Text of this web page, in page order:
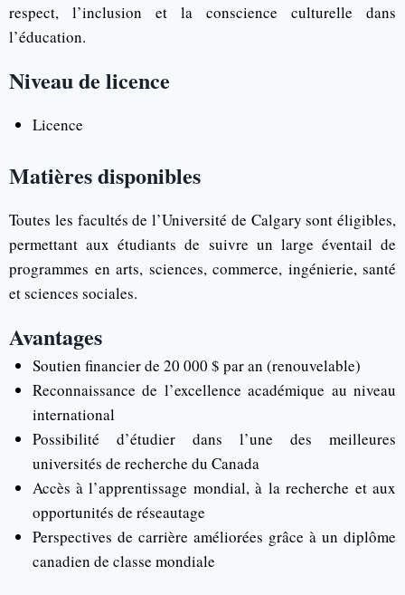
respect, l’inclusion et la conscience culturelle dans
l’éducation.
Niveau de licence
Licence
Matières disponibles
Toutes les facultés de l’Université de Calgary sont éligibles,
permettant aux étudiants de suivre un large éventail de
programmes en arts, sciences, commerce, ingénierie, santé
et sciences sociales.
Avantages
Soutien financier de 20 000 $ par an (renouvelable)
Reconnaissance de l’excellence académique au niveau
international
Possibilité d’étudier dans l’une des meilleures
universités de recherche du Canada
Accès à l’apprentissage mondial, à la recherche et aux
opportunités de réseautage
Perspectives de carrière améliorées grâce à un diplôme
canadien de classe mondiale